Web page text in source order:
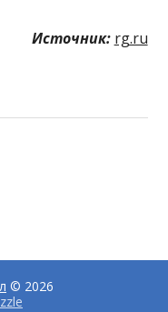
Источник: rg.ru
© 2026